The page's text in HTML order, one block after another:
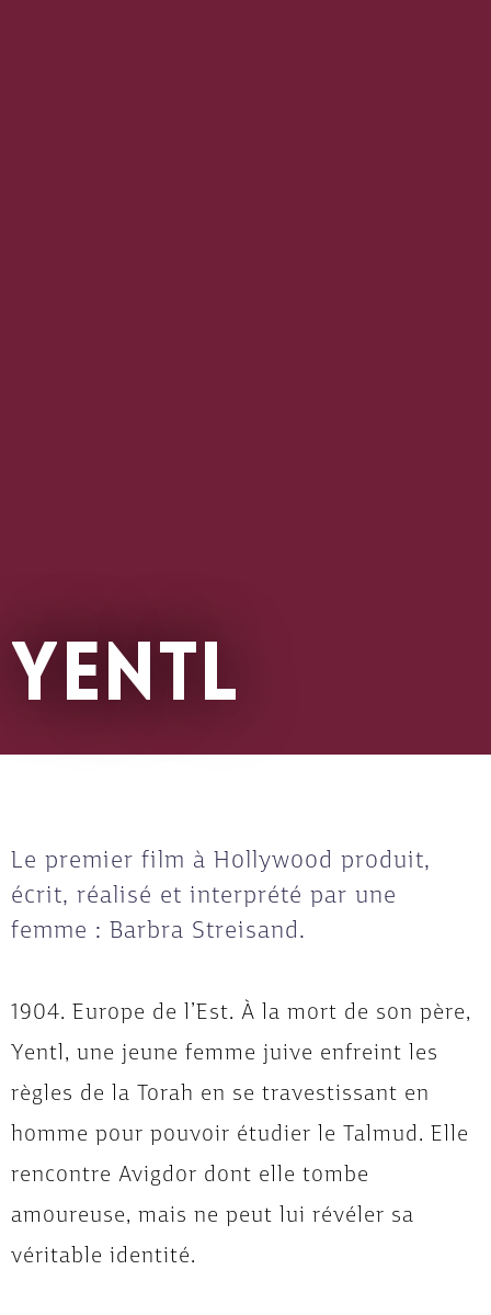
YENTL
Le premier film à Hollywood produit,
écrit, réalisé et interprété par une
femme : Barbra Streisand.
1904. Europe de l’Est. À la mort de son père,
Yentl, une jeune femme juive enfreint les
règles de la Torah en se travestissant en
homme pour pouvoir étudier le Talmud. Elle
rencontre Avigdor dont elle tombe
amoureuse, mais ne peut lui révéler sa
véritable identité.